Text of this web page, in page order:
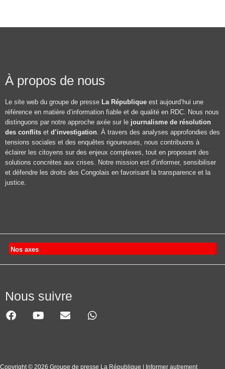
À propos de nous
Le site web du groupe de presse La République est aujourd’hui une
référence en matière d’information fiable et de qualité en RDC. Nous nous
distinguons par notre approche axée sur le journalisme de résolution
des conflits et d’investigation. À travers des analyses approfondies des
tensions sociales et des enquêtes rigoureuses, nous contribuons à
éclairer les citoyens sur des enjeux complexes, tout en proposant des
solutions concrètes aux crises. Notre mission est d’informer, sensibiliser
et défendre les droits des Congolais en favorisant la transparence et la
justice.
Nos axes
Nous suivre
Copyright © 2026 Groupe de presse La République | Informer autrement